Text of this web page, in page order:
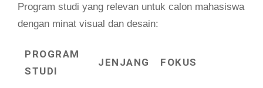
Program studi yang relevan untuk calon mahasiswa
dengan minat visual dan desain:
PROGRAM
STUDI
JENJANG FOKUS